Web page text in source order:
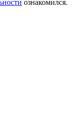
ознакомился.